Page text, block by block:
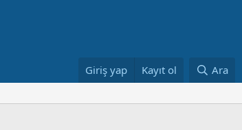
Giriş yap Kayıt ol Ara